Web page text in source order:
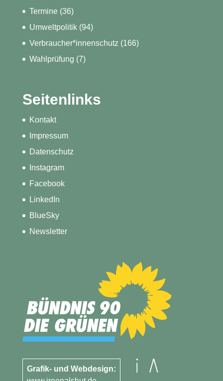
Termine(36)
Umweltpolitik(94)
Verbraucher*innenschutz (166)
Wahlprüfung (7)
Seitenlinks
Kontakt
Impressum
Datenschutz
Instagram
Facebook
LinkedIn
BlueSky
Newsletter
Grafik- und Webdesign: